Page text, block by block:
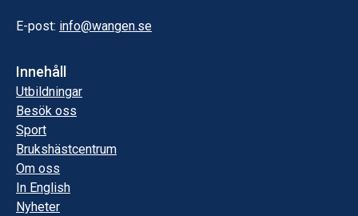
E-post: info@wangen.se
Innehåll
Utbildningar
Besök oss
Sport
Brukshästcentrum
Om oss
In English
Nyheter